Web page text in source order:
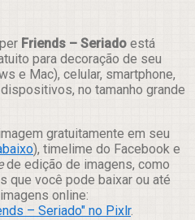
Friends – Seriado está
para decoração de seu
e Mac), celular, smartphone,
no tamanho grande
gratuitamente em seu
), timelime do Facebook e
de edição de imagens, como
que você pode baixar ou até
online:
– Seriado" no Pixlr.